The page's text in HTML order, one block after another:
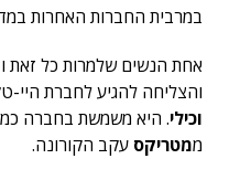
במרבית החברות האחרות
אחת הנשים שלמרות כל זאת
והצליחה להגיע לחברת היי-
וכילי. היא משמשת בחברה
ממטריקס עקב הקורונה.